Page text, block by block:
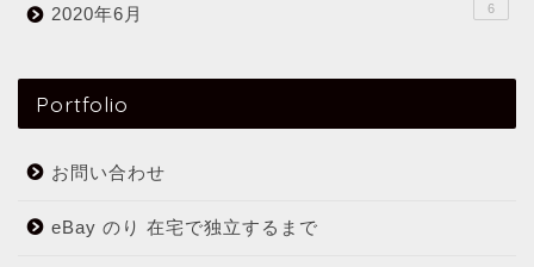
2020年6月 6
Portfolio
お問い合わせ
eBay のり 在宅で独立するまで